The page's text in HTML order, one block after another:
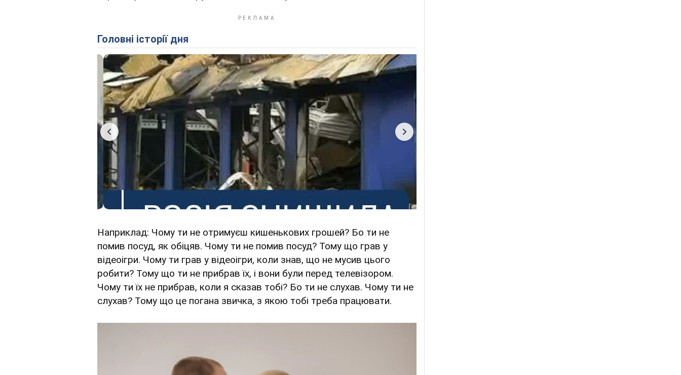
Головні історії дня
Наприклад: Чому ти не отримуєш кишенькових грошей? Бо ти не
помив посуд, як обіцяв. Чому ти не помив посуд? Тому що грав у
відеоігри. Чому ти грав у відеоігри, коли знав, що не мусив цього
робити? Тому що ти не прибрав їх, і вони були перед телевізором.
Чому ти їх не прибрав, коли я сказав тобі? Бо ти не слухав. Чому ти не
слухав? Тому що це погана звичка, з якою тобі треба працювати.